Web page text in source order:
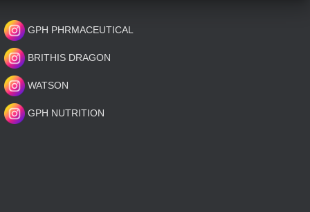
GPH PHRMACEUTICAL
BRITHIS DRAGON
WATSON
GPH NUTRITION